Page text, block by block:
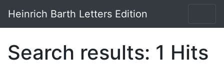
Heinrich Barth Letters Edition
Search results: 1 Hits